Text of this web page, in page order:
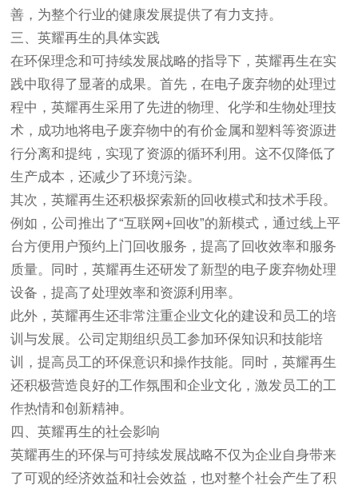
善，为整个行业的健康发展提供了有力支持。
三、英耀再生的具体实践
在环保理念和可持续发展战略的指导下，英耀再生在实
践中取得了显著的成果。首先，在电子废弃物的处理过
程中，英耀再生采用了先进的物理、化学和生物处理技
术，成功地将电子废弃物中的有价金属和塑料等资源进
行分离和提纯，实现了资源的循环利用。这不仅降低了
生产成本，还减少了环境污染。
其次，英耀再生还积极探索新的回收模式和技术手段。
例如，公司推出了“互联网+回收”的新模式，通过线上平
台方便用户预约上门回收服务，提高了回收效率和服务
质量。同时，英耀再生还研发了新型的电子废弃物处理
设备，提高了处理效率和资源利用率。
此外，英耀再生还非常注重企业文化的建设和员工的培
训与发展。公司定期组织员工参加环保知识和技能培
训，提高员工的环保意识和操作技能。同时，英耀再生
还积极营造良好的工作氛围和企业文化，激发员工的工
作热情和创新精神。
四、英耀再生的社会影响
英耀再生的环保与可持续发展战略不仅为企业自身带来
了可观的经济效益和社会效益，也对整个社会产生了积